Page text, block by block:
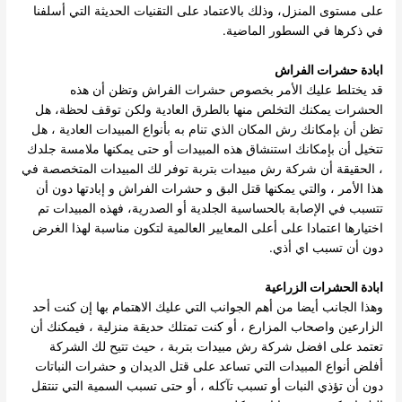
على مستوى المنزل، وذلك بالاعتماد على التقنيات الحديثة التي أسلفنا
في ذكرها في السطور الماضية.
ابادة حشرات الفراش
قد يختلط عليك الأمر بخصوص حشرات الفراش وتظن أن هذه
الحشرات يمكنك التخلص منها بالطرق العادية ولكن توقف لحظة، هل
تظن أن بإمكانك رش المكان الذي تنام به بأنواع المبيدات العادية ، هل
تتخيل أن بإمكانك استنشاق هذه المبيدات أو حتى يمكنها ملامسة جلدك
، الحقيقة أن شركة رش مبيدات بتربة توفر لك المبيدات المتخصصة في
هذا الأمر ، والتي يمكنها قتل البق و حشرات الفراش و إبادتها دون أن
تتسبب في الإصابة بالحساسية الجلدية أو الصدرية، فهذه المبيدات تم
اختيارها اعتمادا على أعلى المعايير العالمية لتكون مناسبة لهذا الغرض
دون أن تسبب اي أذي.
ابادة الحشرات الزراعية
وهذا الجانب أيضا من أهم الجوانب التي عليك الاهتمام بها إن كنت أحد
الزارعين واصحاب المزارع ، أو كنت تمتلك حديقة منزلية ، فيمكنك أن
تعتمد على افضل شركة رش مبيدات بتربة ، حيث تتيح لك الشركة
أفلض أنواع المبيدات التي تساعد على قتل الديدان و حشرات النباتات
دون أن تؤذي النبات أو تسبب تآكله ، أو حتى تسبب السمية التي تنتقل